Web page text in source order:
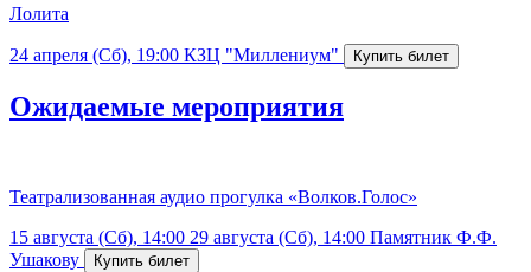
Лолита
24 апреля (Сб), 19:00 КЗЦ "Миллениум"
Ожидаемые мероприятия
Театрализованная аудио прогулка «Волков.Голос»
15 августа (Сб), 14:00 29 августа (Сб), 14:00 Памятник Ф.Ф.
Ушакову